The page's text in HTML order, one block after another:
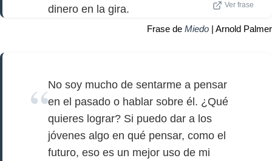
dinero en la gira.
Ver frase
Frase de Miedo | Arnold Palmer
No soy mucho de sentarme a pensar
en el pasado o hablar sobre él. ¿Qué
quieres lograr? Si puedo dar a los
jóvenes algo en qué pensar, como el
futuro, eso es un mejor uso de mi